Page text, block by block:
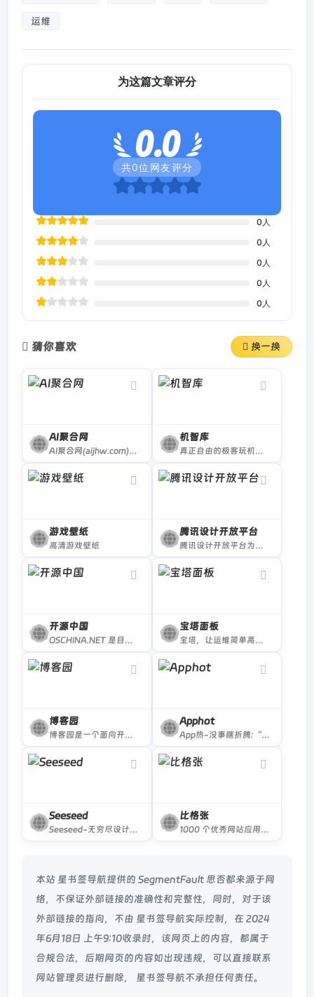
运维
为这篇文章评分
0.0
共0位网友评分
0 人
0 人
0 人
0 人
0 人
猜你喜欢 换一换
AI聚合网
AI聚合网(aijhw.com)聚合全网免费宝藏资源网址，拥有聚合搜索引擎，收录了用户需要的各类AI工具网址，以及聚合了各类资源网址的导航网站
机智库
真正自由的极客玩机交流Forums，这里更懂你💕立即加入到机友们的大家庭里来吧~
游戏壁纸
高清游戏壁纸
腾讯设计开放平台
腾讯设计开放平台为全球设计师打造的开放式创意设计生态平台~
开源中国
OSCHINA.NET 是目前领先的中文开源技术社区。我们传播开源的理念，推广开源项目，为 IT 开发者提供了一个发现、使用、并交流开源技术的平台
宝塔面板
宝塔，让运维简单高效。面板支持Linux与Windows系统。一键配置：LAMP/LNMP、网站、数据库、FTP、SSL，通过Web端轻松管理服务器。
博客园
博客园是一个面向开发者的知识分享社区。
Apphot
App热-没事瞎折腾:“有理想,有情怀”
Seeseed
Seeseed-无穷尽设计可能，为设计师提供国内外最全的设计灵感、设计素材、设计工具、设计教程。
比格张
1000 个优秀网站应用工具分享
本站 星书签导航提供的 SegmentFault 思否都来源于网
络，不保证外部链接的准确性和完整性，同时，对于该
外部链接的指向，不由 星书签导航实际控制，在 2024
年6月18日 上午9:10收录时，该网页上的内容，都属于
合规合法，后期网页的内容如出现违规，可以直接联系
网站管理员进行删除， 星书签导航不承担任何责任。